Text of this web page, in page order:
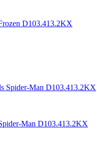
D103.413.2KX
Man D103.413.2KX